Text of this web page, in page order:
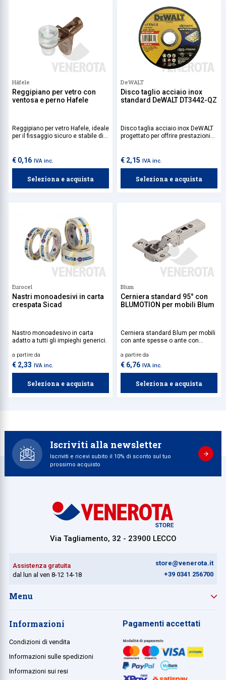
Häfele
Reggipiano per vetro con
ventosa e perno Hafele
Reggipiano per vetro Hafele, ideale
per il fissaggio sicuro e stabile di
mentre il perno assicura una
che commerciali.
€ 0,16 IVA inc.
Seleziona e acquista
DeWALT
Disco taglio acciaio inox
standard DeWALT DT3442-QZ
Disco taglia acciaio inox DeWALT
progettato per offrire prestazioni
ferrosi. La sua costruzione
ideale per professionisti.
€ 2,15 IVA inc.
Seleziona e acquista
Eurocel
Nastri monoadesivi in carta
crespata Sicad
Nastro monoadesivo in carta
adatto a tutti gli impieghi generici.
a partire da
€ 2,33 IVA inc.
Seleziona e acquista
Blum
Cerniera standard 95° con
BLUMOTION per mobili Blum
Cerniera standard Blum per mobili
con ante spesse o ante con
a partire da
€ 6,76 IVA inc.
Seleziona e acquista
Iscriviti alla newsletter
Iscriviti e ricevi subito il 10% di sconto sul tuo
prossimo acquisto
Via Tagliamento, 32 - 23900 LECCO
Assistenza gratuita
dal lun al ven 8-12 14-18
store@venerota.it
+39 0341 256700
Menu
Informazioni
Condizioni di vendita
Informazioni sulle spedizioni
Informazioni sui resi
Pagamenti accettati